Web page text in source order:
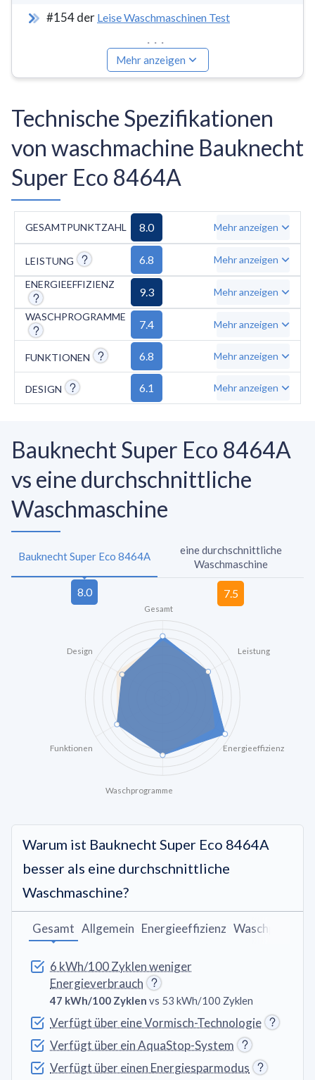
#154der Leise Waschmaschinen Test
...
Mehr anzeigen
Technische Spezifikationen
von waschmachine Bauknecht
Super Eco 8464A
GESAMTPUNKTZAHL 8.0 Mehr anzeigen
LEISTUNG 6.8 Mehr anzeigen
ENERGIEEFFIZIENZ
9.3 Mehr anzeigen
WASCHPROGRAMME
7.4 Mehr anzeigen
FUNKTIONEN 6.8 Mehr anzeigen
DESIGN 6.1 Mehr anzeigen
Bauknecht Super Eco 8464A
vs eine durchschnittliche
Waschmaschine
Bauknecht Super Eco 8464A
eine durchschnittliche
Waschmaschine
Gesamt
Leistung
Energieeffizienz
Waschprogramme
Funktionen
Design
Warum ist Bauknecht Super Eco 8464A
besser als eine durchschnittliche
Waschmaschine?
6 kWh/100 Zyklen weniger
Energieverbrauch
47 kWh/100 Zyklen vs 53 kWh/100 Zyklen
Verfügt über eine Vormisch-Technologie
Verfügt über ein AquaStop-System
Verfügt über einen Energiesparmodus
Gesamt Allgemein Energieeffizienz